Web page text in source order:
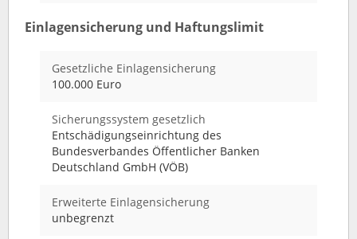
Einlagensicherung und Haftungslimit
Gesetzliche Einlagensicherung
100.000 Euro
Sicherungssystem gesetzlich
Entschädigungseinrichtung des
Bundesverbandes Öffentlicher Banken
Deutschland GmbH (VÖB)
Erweiterte Einlagensicherung
unbegrenzt